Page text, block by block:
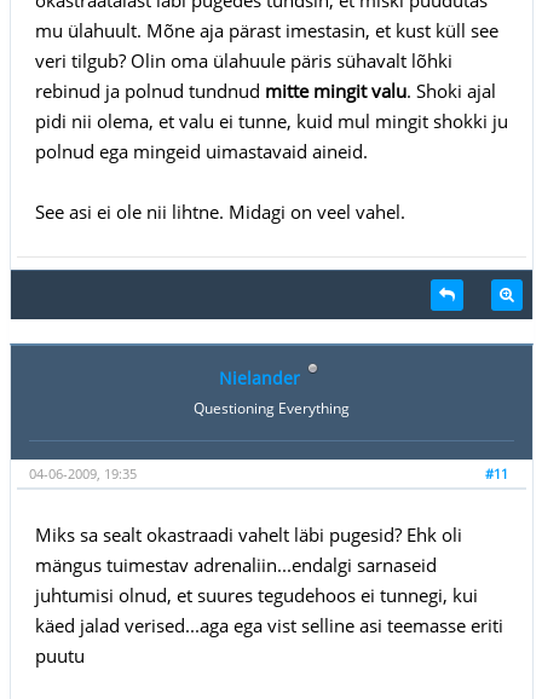
mu ülahuult. Mõne aja pärast imestasin, et kust küll see
veri tilgub? Olin oma ülahuule päris sühavalt lõhki
rebinud ja polnud tundnud mitte mingit valu. Shoki ajal
pidi nii olema, et valu ei tunne, kuid mul mingit shokki ju
polnud ega mingeid uimastavaid aineid.
See asi ei ole nii lihtne. Midagi on veel vahel.
Nielander
Questioning Everything
#11
04-06-2009, 19:35
Miks sa sealt okastraadi vahelt läbi pugesid? Ehk oli
mängus tuimestav adrenaliin...endalgi sarnaseid
juhtumisi olnud, et suures tegudehoos ei tunnegi, kui
käed jalad verised...aga ega vist selline asi teemasse eriti
puutu